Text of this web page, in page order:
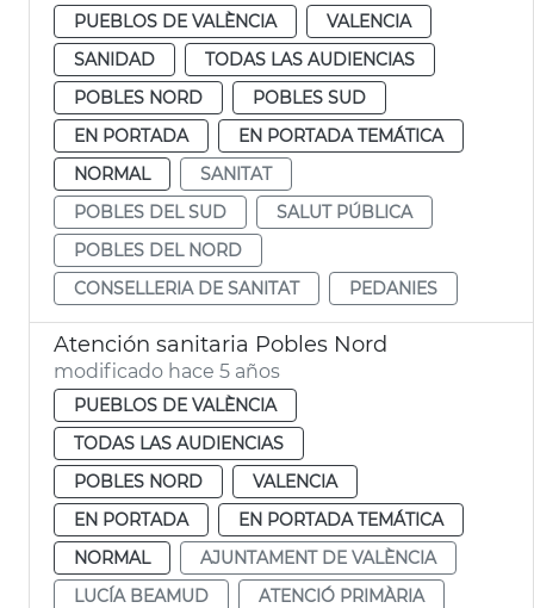
PUEBLOS DE VALÈNCIA
VALENCIA
SANIDAD
TODAS LAS AUDIENCIAS
POBLES NORD
POBLES SUD
EN PORTADA
EN PORTADA TEMÁTICA
NORMAL
SANITAT
POBLES DEL SUD
SALUT PÚBLICA
POBLES DEL NORD
CONSELLERIA DE SANITAT
PEDANIES
Atención sanitaria Pobles Nord
modificado hace 5 años
PUEBLOS DE VALÈNCIA
TODAS LAS AUDIENCIAS
POBLES NORD
VALENCIA
EN PORTADA
EN PORTADA TEMÁTICA
NORMAL
AJUNTAMENT DE VALÈNCIA
LUCÍA BEAMUD
ATENCIÓ PRIMÀRIA